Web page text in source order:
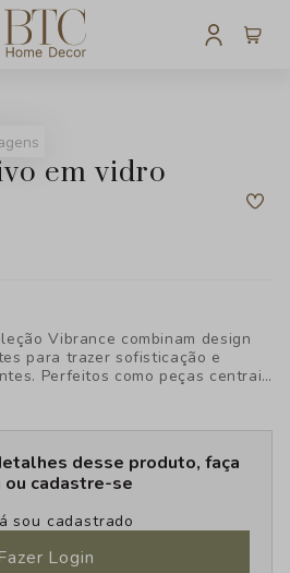
Vibrance combinam design
para trazer sofisticação e
Perfeitos como peças centrais
esses vasos destacam-se pelo
elegância e personalidade a
desse produto, faça
ou cadastre-se
sou cadastrado
Login